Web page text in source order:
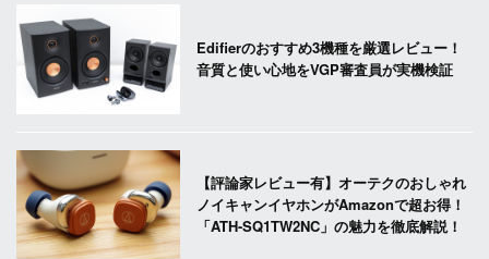
Edifierのおすすめ3機種を厳選レビュー！
音質と使い心地をVGP審査員が実機検証
【評論家レビュー有】オーテクのおしゃれ
ノイキャンイヤホンがAmazonで超お得！
「ATH-SQ1TW2NC」の魅力を徹底解説！